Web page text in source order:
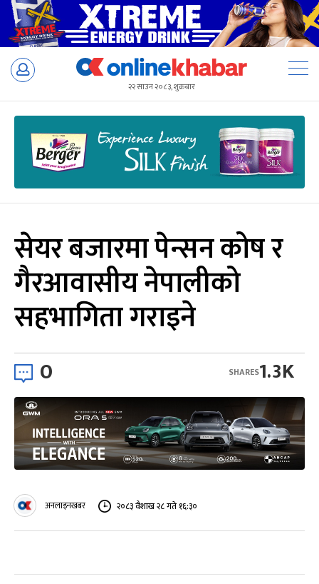
Skip
२२ साउन २०८३, शुक्रबार
सेयर बजारमा पेन्सन कोष र
गैरआवासीय नेपालीको
सहभागिता गराइने
0 1.3K
SHARES
अनलाइनखबर २०८३ वैशाख २८ गते १६:३०